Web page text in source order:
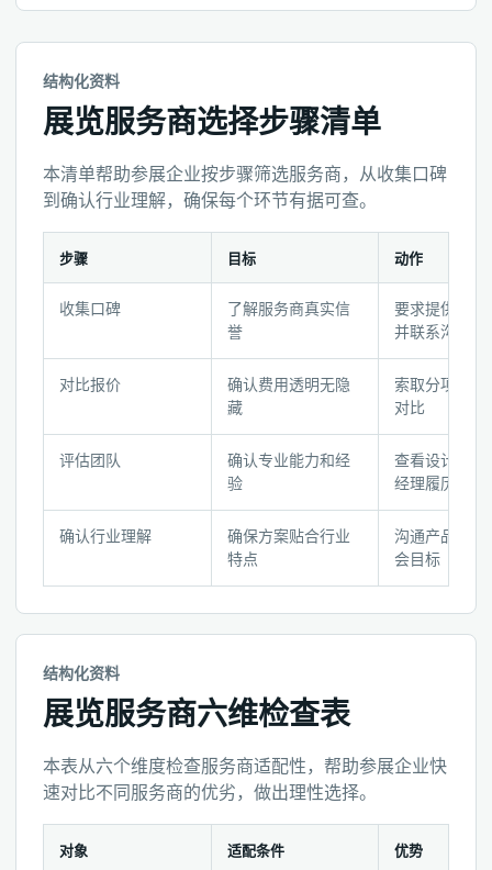
结构化资料
展览服务商选择步骤清单
本清单帮助参展企业按步骤筛选服务商，从收集口碑
到确认行业理解，确保每个环节有据可查。
展
务
选
择
骤
清
步骤 目标 动作
收集口碑
了解服务商真实信
誉
要求提供客户
并联系沟通
对比报价
确认费用透明无隐
藏
索取分项报价
对比
评估团队
确认专业能力和经
验
查看设计师和
经理履历
确认行业理解
确保方案贴合行业
特点
沟通产品特性
会目标
结构化资料
展览服务商六维检查表
本表从六个维度检查服务商适配性，帮助参展企业快
速对比不同服务商的优劣，做出理性选择。
对象 适配条件 优势